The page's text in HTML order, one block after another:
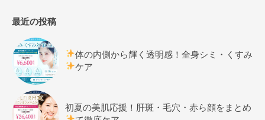
最近の投稿
体の内側から輝く透明感！全身シミ・くすみ
ケア
初夏の美肌応援！肝斑・毛穴・赤ら顔をまとめ